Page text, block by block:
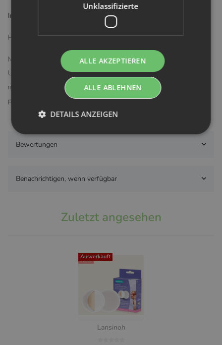
Inhaltsstoffe:
Pflanzliches Glycerin, Polymer, Wasser
Mit den Soothies® Kühlenden Gel-Pads erhältst Du die perfekte
Unterstützung, um die Herausforderungen der Stillzeit leichter zu
meistern und Deine Brustwarzen optimal zu schützen und zu
pflegen.
Bewertungen
Benachrichtigen, wenn verfügbar
Zuletzt angesehen
Ausverkauft
Lansinoh
Unklassifizierte
ALLE AKZEPTIEREN
ALLE ABLEHNEN
DETAILS ANZEIGEN